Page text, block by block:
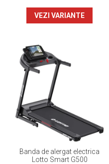
VEZI VARIANTE
Banda de alergat electrica
Lotto Smart G500